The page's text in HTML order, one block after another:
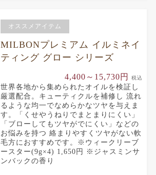
オススメアイテム
MILBONプレミアム イルミネイ
ティング グロー シリーズ
4,400～15,730円 税込
世界各地から集められたオイルを検証し
厳選配合。キューティクルを補修し 流れ
るような均一でなめらかなツヤを与えま
す。「くせやうねりでまとまりにくい」
「ブローしてもツヤがでにくい」などの
お悩みを持つ 絡まりやすくツヤがない軟
毛方におすすめです。※ウィークリーブ
ースター(9g×4) 1,650円 ※ジャスミンサ
ンバックの香り